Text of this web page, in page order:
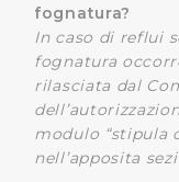
fognatura?
In caso di reflui
fognatura
rilasciata dal
modulo “stipula
nell’apposita